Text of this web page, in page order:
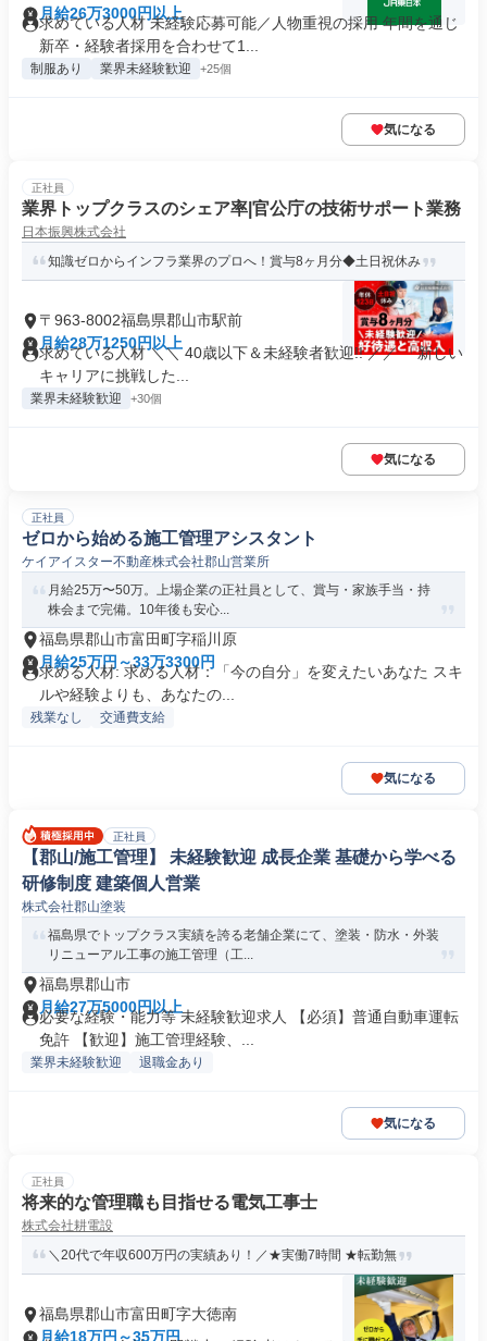
月給26万3000円以上
求めている人材 未経験応募可能／人物重視の採用 年間を通じ
新卒・経験者採用を合わせて1...
制服あり 業界未経験歓迎 +25個
気になる
正社員
業界トップクラスのシェア率|官公庁の技術サポート業務
日本振興株式会社
知識ゼロからインフラ業界のプロへ！賞与8ヶ月分◆土日祝休み
〒963-8002福島県郡山市駅前
月給28万1250円以上
求めている人材 ＼＼ 40歳以下＆未経験者歓迎!! ／／ 「新しい
キャリアに挑戦した...
業界未経験歓迎 +30個
気になる
正社員
ゼロから始める施工管理アシスタント
ケイアイスター不動産株式会社郡山営業所
月給25万〜50万。上場企業の正社員として、賞与・家族手当・持
株会まで完備。10年後も安心...
福島県郡山市富田町字稲川原
月給25万円～33万3300円
求める人材: 求める人材：「今の自分」を変えたいあなた スキ
ルや経験よりも、あなたの...
残業なし 交通費支給
気になる
正社員
【郡山/施工管理】 未経験歓迎 成長企業 基礎から学べる
研修制度 建築個人営業
株式会社郡山塗装
福島県でトップクラス実績を誇る老舗企業にて、塗装・防水・外装
リニューアル工事の施工管理（工...
福島県郡山市
月給27万5000円以上
必要な経験・能力等 未経験歓迎求人 【必須】普通自動車運転
免許 【歓迎】施工管理経験、...
業界未経験歓迎 退職金あり
気になる
正社員
将来的な管理職も目指せる電気工事士
株式会社耕電設
＼20代で年収600万円の実績あり！／★実働7時間 ★転勤無
福島県郡山市富田町字大徳南
月給18万円～35万円